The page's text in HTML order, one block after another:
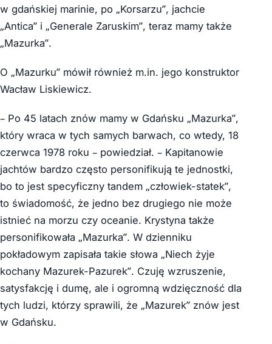
w gdańskiej marinie, po „Korsarzu”, jachcie
„Antica” i „Generale Zaruskim”, teraz mamy także
„Mazurka”.
O „Mazurku” mówił również m.in. jego konstruktor
Wacław Liskiewicz.
– Po 45 latach znów mamy w Gdańsku „Mazurka”,
który wraca w tych samych barwach, co wtedy, 18
czerwca 1978 roku – powiedział. – Kapitanowie
jachtów bardzo często personifikują te jednostki,
bo to jest specyficzny tandem „człowiek-statek”,
to świadomość, że jedno bez drugiego nie może
istnieć na morzu czy oceanie. Krystyna także
personifikowała „Mazurka”. W dzienniku
pokładowym zapisała takie słowa „Niech żyje
kochany Mazurek-Pazurek”. Czuję wzruszenie,
satysfakcję i dumę, ale i ogromną wdzięczność dla
tych ludzi, którzy sprawili, że „Mazurek” znów jest
w Gdańsku.